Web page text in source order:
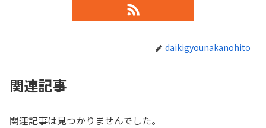
daikigyounakanohito
関連記事
関連記事は見つかりませんでした。